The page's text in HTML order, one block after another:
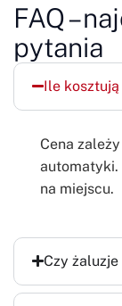
FAQ –
pytania
Ile
Cena
automatyki.
na miejscu.
Czy